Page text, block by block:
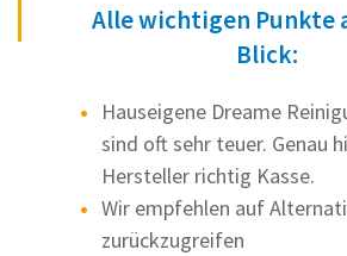
Alle wichtigen Punkte
Blick:
Hauseigene Dreame
sind oft sehr teuer. Genau
Hersteller richtig Kasse.
Wir empfehlen auf
zurückzugreifen